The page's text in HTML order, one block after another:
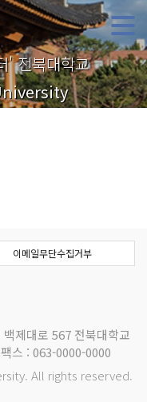
' 전북대학교
이메일무단수집거부
제대로 567 전북대학교
팩스 : 063-0000-0000
All rights reserved.